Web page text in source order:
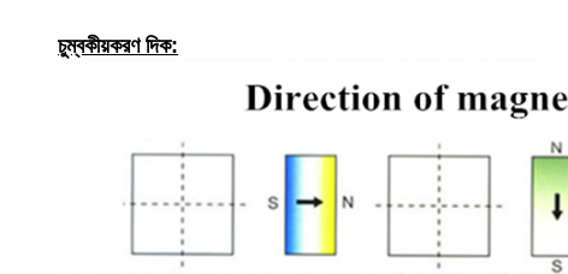
চুম্বকীয়করণ দিক: